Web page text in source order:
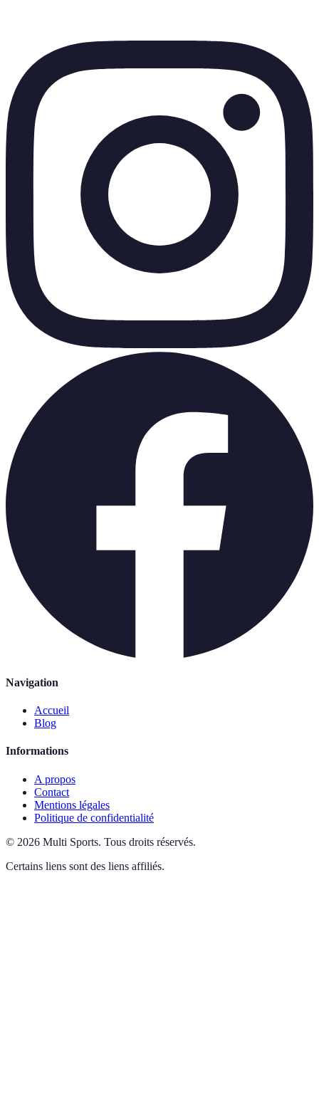
Navigation
Accueil
Blog
Informations
A propos
Contact
Mentions légales
Politique de confidentialité
© 2026 Multi Sports. Tous droits réservés.
Certains liens sont des liens affiliés.